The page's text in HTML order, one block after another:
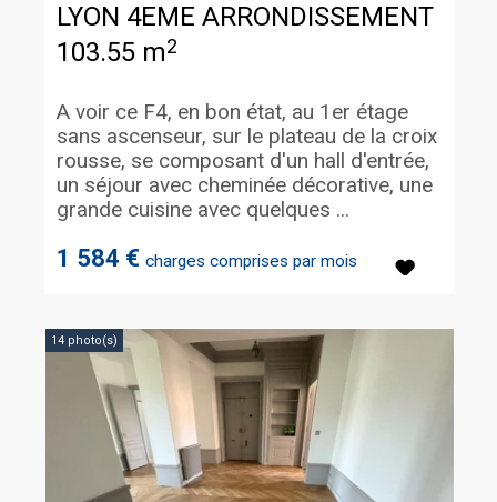
LYON 4EME ARRONDISSEMENT
103.55 m2
1 584 € charges comprises par mois
A voir ce F4, en bon état, au 1er étage
sans ascenseur, sur le plateau de la croix
rousse, se composant d'un hall d'entrée,
un séjour avec cheminée décorative, une
grande cuisine avec quelques ...
14 photo(s)